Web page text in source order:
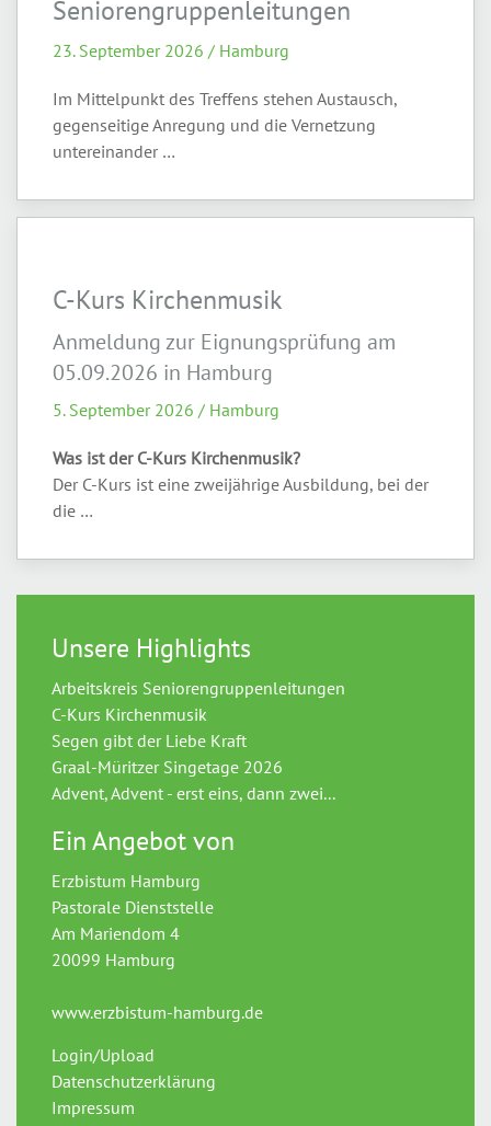
Seniorengruppenleitungen
23. September 2026 / Hamburg
Im Mittelpunkt des Treffens stehen Austausch,
gegenseitige Anregung und die Vernetzung
untereinander …
C-Kurs Kirchenmusik
Anmeldung zur Eignungsprüfung am
05.09.2026 in Hamburg
5. September 2026 / Hamburg
Was ist der C-Kurs Kirchenmusik?
Der C-Kurs ist eine zweijährige Ausbildung, bei der
die …
Unsere Highlights
Arbeitskreis Seniorengruppenleitungen
C-Kurs Kirchenmusik
Segen gibt der Liebe Kraft
Graal-Müritzer Singetage 2026
Advent, Advent - erst eins, dann zwei...
Ein Angebot von
Erzbistum Hamburg
Pastorale Dienststelle
Am Mariendom 4
20099 Hamburg
www.erzbistum-hamburg.de
Login/Upload
Datenschutzerklärung
Impressum